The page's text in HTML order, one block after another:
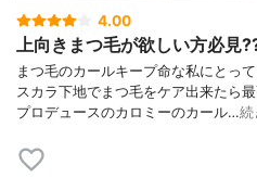
4.00
上向きまつ毛が欲しい方必見
まつ毛のカールキープ命な私にとっ
スカラ下地でまつ毛をケア出来たら
プロデュースのカロミーのカール…続